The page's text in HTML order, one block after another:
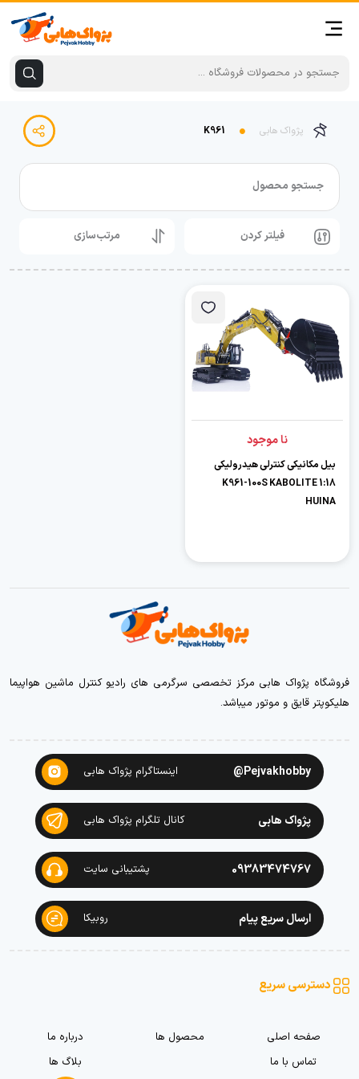
پژواک هابی K961
جستجو محصول
فیلتر کردن مرتب‌سازی
نا موجود
بیل مکانیکی کنترلی هیدرولیکی
1:18 K961-100S KABOLITE
HUINA
فروشگاه پژواک هابی مرکز تخصصی سرگرمی های رادیو کنترل ماشین هواپیما
هلیکوپتر قایق و موتور میباشد.
Pejvakhobby@ اینستاگرام پژواک هابی
پژواک هابی کانال تلگرام پژواک هابی
09383474767 پشتیبانی سایت
ارسال سریع پیام روبیکا
دسترسی سریع
صفحه اصلی محصول ها
درباره ما
تماس با ما
بلاگ ها